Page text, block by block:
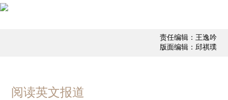
责任编辑：王逸吟
版面编辑：邱祺璞
阅读英文报道